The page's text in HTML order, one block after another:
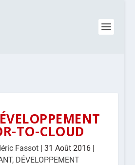
TO-CLOUD
Fassot| 31 Août 2016|
, DÉVELOPPEMENT